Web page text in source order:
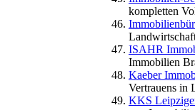
kompletten
ISAHR
Immobilien
Kaeber
Vertrauens in
KKS